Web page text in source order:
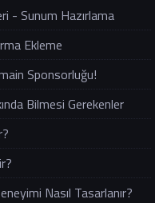
- Sunum Hazırlama
Ekleme
Sponsorluğu!
Bilmesi Gerekenler
Nasıl Tasarlanır?